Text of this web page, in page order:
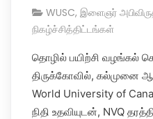
WUSC, இளைஞர்
நிகழ்ச்சித்திட்டங்கள்
தொழில் பயிற்சி வழங்கல்
திருக்கோவில், கல்முனை
World University of
நிதி உதவியுடன், NVQ